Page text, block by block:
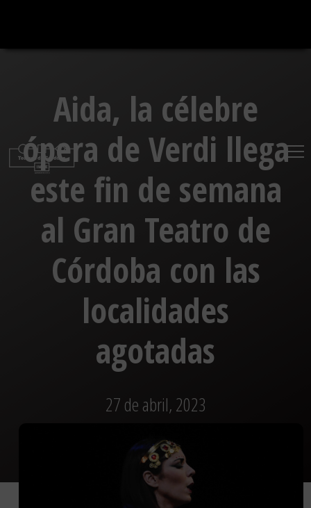
contenido
Aida, la célebre
ópera de Verdi llega
este fin de semana
al Gran Teatro de
Córdoba con las
localidades
agotadas
27 de abril, 2023